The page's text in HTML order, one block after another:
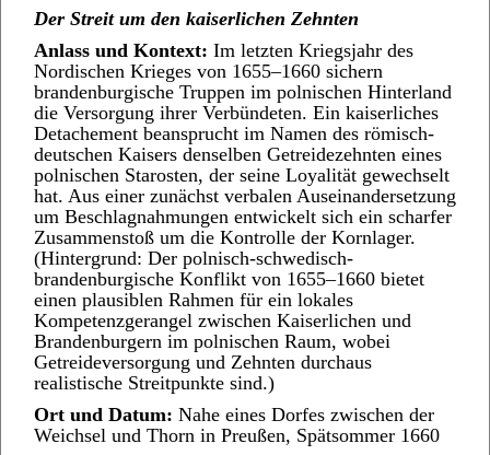
Der Streit um den kaiserlichen Zehnten
Anlass und Kontext: Im letzten Kriegsjahr des
Nordischen Krieges von 1655–1660 sichern
brandenburgische Truppen im polnischen Hinterland
die Versorgung ihrer Verbündeten. Ein kaiserliches
Detachement beansprucht im Namen des römisch-
deutschen Kaisers denselben Getreidezehnten eines
polnischen Starosten, der seine Loyalität gewechselt
hat. Aus einer zunächst verbalen Auseinandersetzung
um Beschlagnahmungen entwickelt sich ein scharfer
Zusammenstoß um die Kontrolle der Kornlager.
(Hintergrund: Der polnisch-schwedisch-
brandenburgische Konflikt von 1655–1660 bietet
einen plausiblen Rahmen für ein lokales
Kompetenzgerangel zwischen Kaiserlichen und
Brandenburgern im polnischen Raum, wobei
Getreideversorgung und Zehnten durchaus
realistische Streitpunkte sind.)
Ort und Datum: Nahe eines Dorfes zwischen der
Weichsel und Thorn in Preußen, Spätsommer 1660